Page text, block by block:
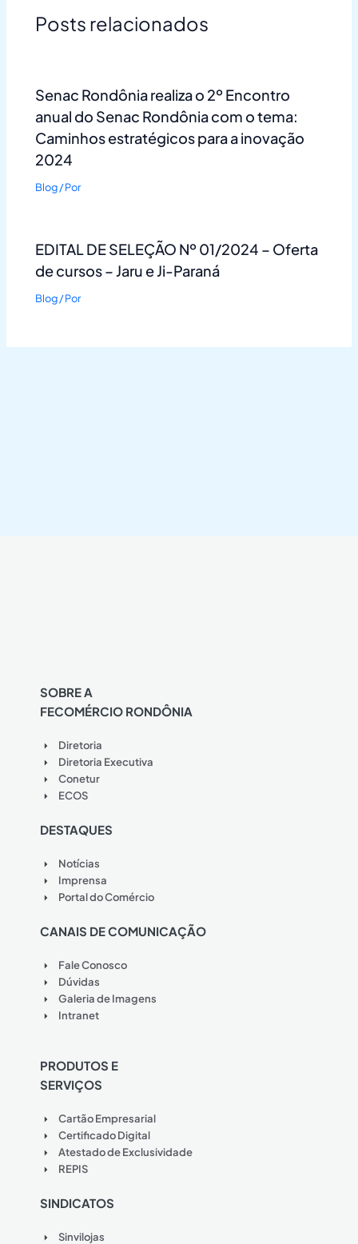
Posts relacionados
Senac Rondônia realiza o 2º Encontro
anual do Senac Rondônia com o tema:
Caminhos estratégicos para a inovação
2024
Blog/ Por
EDITAL DE SELEÇÃO Nº 01/2024 – Oferta
de cursos – Jaru e Ji-Paraná
Blog/ Por
SOBRE A
FECOMÉRCIO RONDÔNIA
Diretoria
Diretoria Executiva
Conetur
ECOS
DESTAQUES
Notícias
Imprensa
Portal do Comércio
CANAIS DE COMUNICAÇÃO
Fale Conosco
Dúvidas
Galeria de Imagens
Intranet
PRODUTOS E
SERVIÇOS
Cartão Empresarial
Certificado Digital
Atestado de Exclusividade
REPIS
SINDICATOS
Sinvilojas